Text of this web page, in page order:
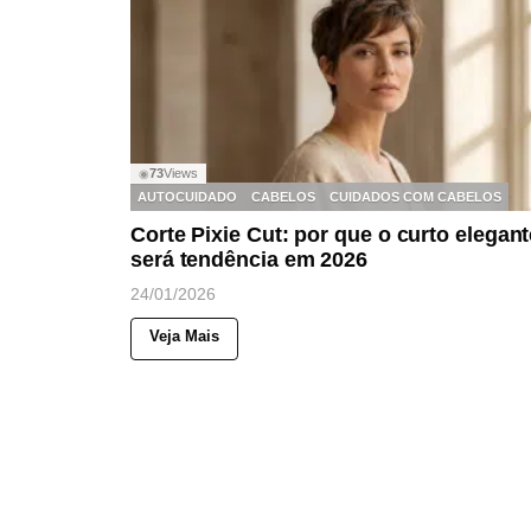
◉73Views
AUTOCUIDADO
CABELOS CUIDADOS COM CABELOS
Corte Pixie Cut: por que o curto
será tendência em 2026
24/01/2026
Veja Mais